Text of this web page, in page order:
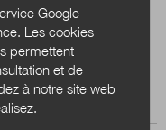
antifragile
que serait une action
livre de Nassim
Google
Les cookies
permettent
et de
à notre site web